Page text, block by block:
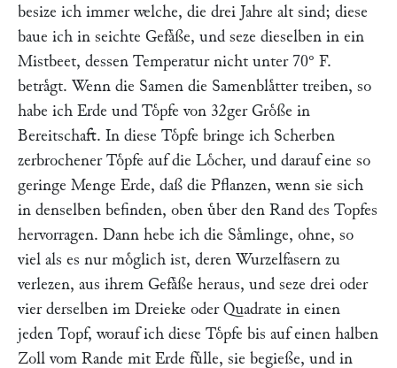
besize ich immer welche, die drei Jahre alt sind; diese
baue ich in seichte Gefaͤße, und seze dieselben in ein
Mistbeet, dessen Temperatur nicht unter 70° F.
betraͤgt. Wenn die Samen die Samenblaͤtter treiben, so
habe ich Erde und Toͤpfe von 32ger Groͤße in
Bereitschaft. In diese Toͤpfe bringe ich Scherben
zerbrochener Toͤpfe auf die Loͤcher, und darauf eine so
geringe Menge Erde, daß die Pflanzen, wenn sie sich
in denselben befinden, oben uͤber den Rand des Topfes
hervorragen. Dann hebe ich die Saͤmlinge, ohne, so
viel als es nur moͤglich ist, deren Wurzelfasern zu
verlezen, aus ihrem Gefaͤße heraus, und seze drei oder
vier derselben im Dreieke oder Quadrate in einen
jeden Topf, worauf ich diese Toͤpfe bis auf einen halben
Zoll vom Rande mit Erde fuͤlle, sie begieße, und in